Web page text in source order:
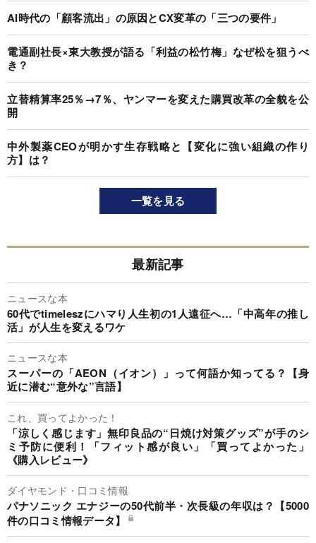
AI時代の「顧客流出」の原因とCX変革の「三つの要件」
電通副社長×東大教授が語る「利益の松竹梅」なぜ松を狙うべ
き？
立替精算率25％→7％、ヤンマーを変えた購買改革の全貌を公
開
中外製薬CEOが明かす生存戦略と【変化に強い組織の作り
方】は？
一覧を見る
最新記事
ニュースな本
60代でtimeleszにハマり人生初の1人遠征へ…「中高年の推し
活」が人生を変えるワケ
ニュースな本
スーパーの「AEON（イオン）」って何語か知ってる？【身
近に潜む“意外な”言語】
これ、買ってよかった！
「涼しく感じます」無印良品の“日焼け対策グッズ”が手のシ
ミ予防に便利！「フィット感が良い」「買ってよかった」
《購入レビュー》
ダイヤモンド・口コミ情報
パナソニック エナジーの50代前半・次長級の年収は？【5000
件の口コミ情報データ】